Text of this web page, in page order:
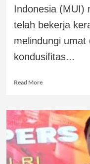
Indonesia (MUI)
telah bekerja
melindungi umat
kondusifitas...
Read More